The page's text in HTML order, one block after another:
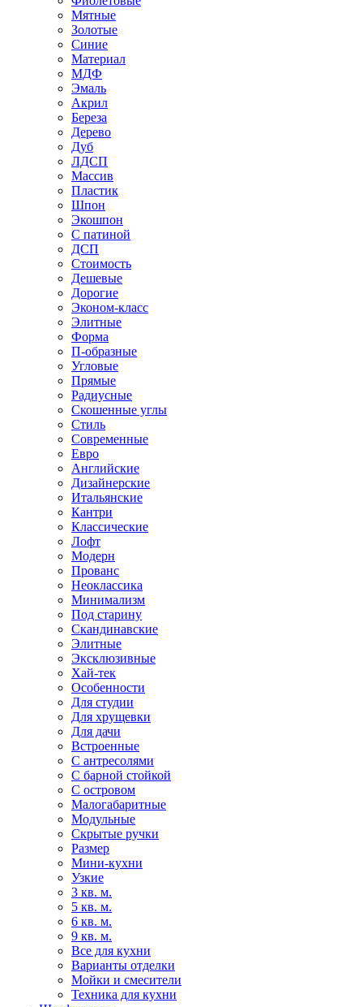
Мятные
Золотые
Синие
Материал
МДФ
Эмаль
Акрил
Береза
Дерево
Дуб
ЛДСП
Массив
Пластик
Шпон
Экошпон
С патиной
ДСП
Стоимость
Дешевые
Дорогие
Эконом-класс
Элитные
Форма
П-образные
Угловые
Прямые
Радиусные
Скошенные углы
Стиль
Современные
Евро
Английские
Дизайнерские
Итальянские
Кантри
Классические
Лофт
Модерн
Прованс
Неоклассика
Минимализм
Под старину
Скандинавские
Элитные
Эксклюзивные
Хай-тек
Особенности
Для студии
Для хрущевки
Для дачи
Встроенные
С антресолями
С барной стойкой
С островом
Малогабаритные
Модульные
Скрытые ручки
Размер
Мини-кухни
Узкие
3 кв. м.
5 кв. м.
6 кв. м.
9 кв. м.
Все для кухни
Варианты отделки
Мойки и смесители
Техника для кухни